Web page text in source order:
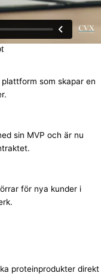
som skapar en
sin MVP och är nu
för nya kunder i
proteinprodukter direkt